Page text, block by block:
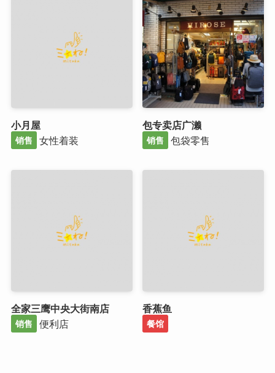
小月屋
销售 女性着装
包专卖店广濑
销售 包袋零售
全家三鹰中央大街南店
销售 便利店
香蕉鱼
餐馆